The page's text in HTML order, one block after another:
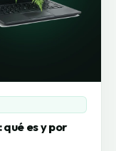
es y por